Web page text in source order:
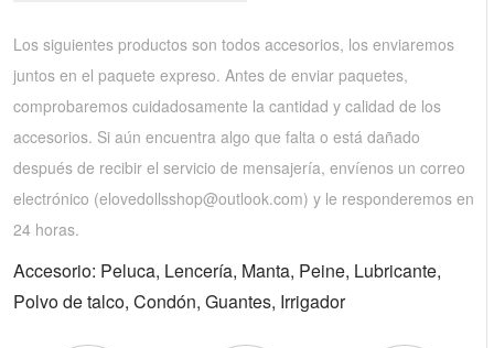
Los siguientes productos son todos accesorios, los enviaremos
juntos en el paquete expreso. Antes de enviar paquetes,
comprobaremos cuidadosamente la cantidad y calidad de los
accesorios. Si aún encuentra algo que falta o está dañado
después de recibir el servicio de mensajería, envíenos un correo
electrónico (elovedollsshop@outlook.com) y le responderemos en
24 horas.
Accesorio: Peluca, Lencería, Manta, Peine, Lubricante,
Polvo de talco, Condón, Guantes, Irrigador